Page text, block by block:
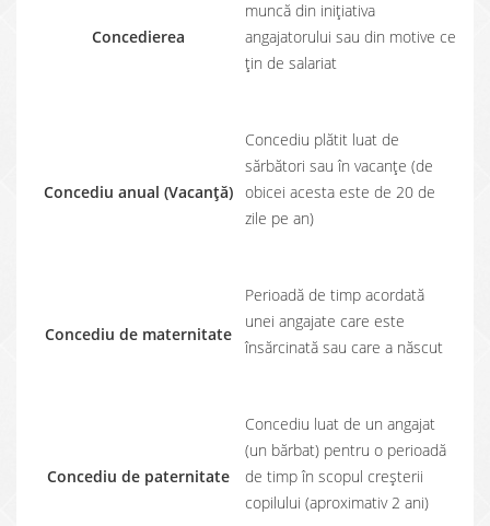
Concedierea
muncă din inițiativa
angajatorului sau din motive ce
țin de salariat
Concediu anual (Vacanță)
Concediu plătit luat de
sărbători sau în vacanțe (de
obicei acesta este de 20 de
zile pe an)
Concediu de maternitate
Perioadă de timp acordată
unei angajate care este
însărcinată sau care a născut
Concediu de paternitate
Concediu luat de un angajat
(un bărbat) pentru o perioadă
de timp în scopul creșterii
copilului (aproximativ 2 ani)